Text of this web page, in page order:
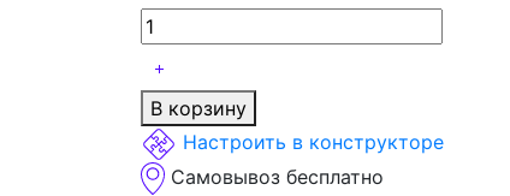
В корзину
Настроить в конструкторе
Самовывоз бесплатно